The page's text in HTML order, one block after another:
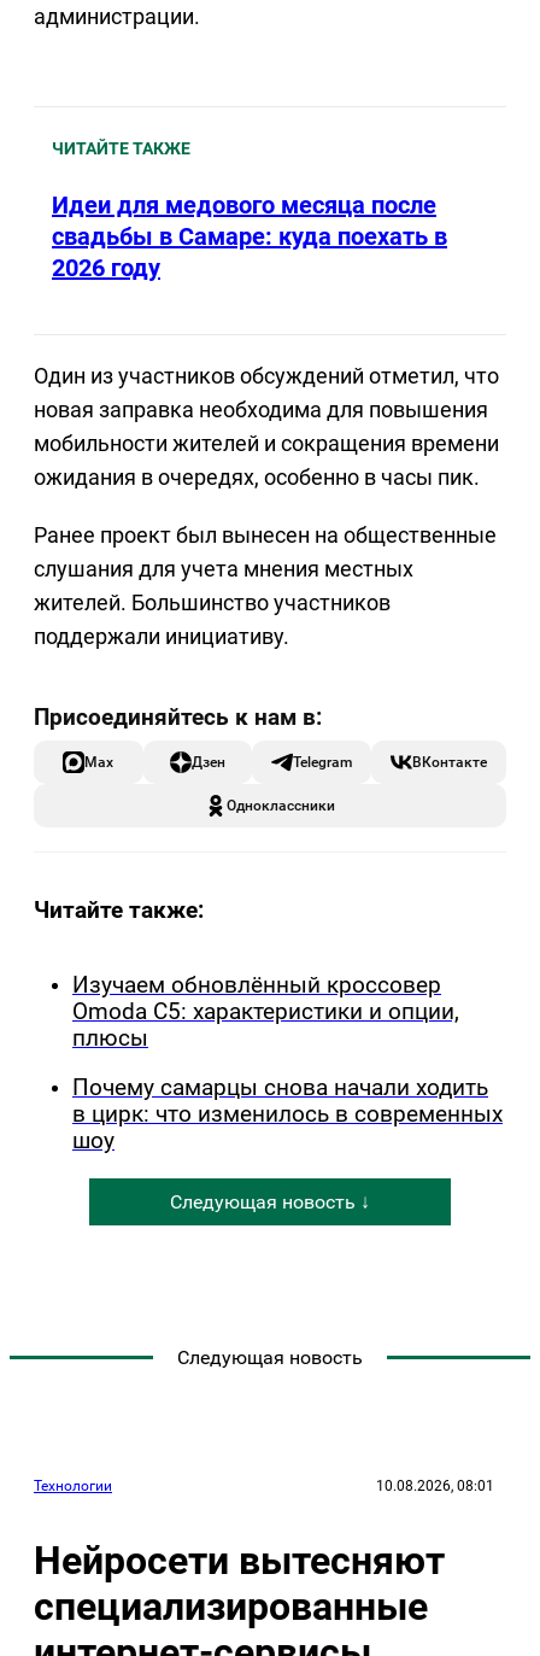
администрации.
ЧИТАЙТЕ ТАКЖЕ
Идеи для медового месяца после
свадьбы в Самаре: куда поехать в
2026 году
Один из участников обсуждений отметил, что
новая заправка необходима для повышения
мобильности жителей и сокращения времени
ожидания в очередях, особенно в часы пик.
Ранее проект был вынесен на общественные
слушания для учета мнения местных
жителей. Большинство участников
поддержали инициативу.
Max Дзен Telegram ВКонтакте
Одноклассники
Читайте также:
Изучаем обновлённый кроссовер
Omoda C5: характеристики и опции,
плюсы
Почему самарцы снова начали ходить
в цирк: что изменилось в современных
шоу
Следующая новость ↓
Следующая новость
Технологии 10.08.2026, 08:01
Нейросети вытесняют
специализированные